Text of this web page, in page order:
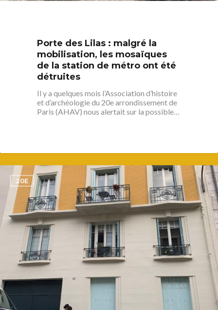
Porte des Lilas : malgré la
mobilisation, les mosaïques
de la station de métro ont été
détruites
Il y a quelques mois l’Association d’histoire
et d’archéologie du 20e arrondissement de
Paris (AHAV) nous alertait sur la possible…
20E
1